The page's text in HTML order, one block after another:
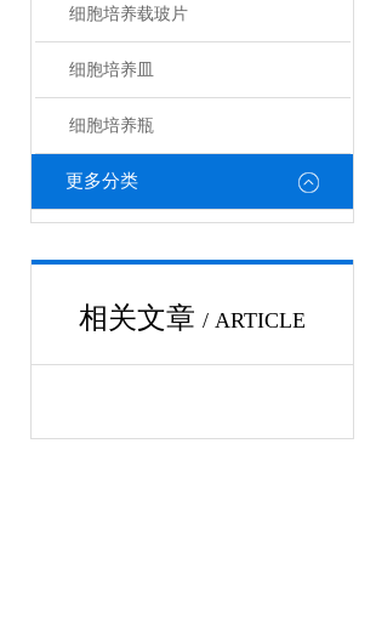
细胞培养载玻片
细胞培养皿
细胞培养瓶
更多分类
相关文章 / ARTICLE